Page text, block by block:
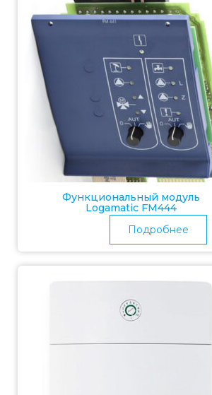
Функциональный модуль
Logamatic FM444
Подробнее